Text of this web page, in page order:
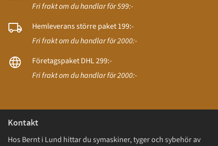
Fri frakt om du handlar för 599:-
Hemleverans större paket 199:-
Fri frakt om du handlar för 2000:-
Företagspaket DHL 299:-
Fri frakt om du handlar för 2000:-
Kontakt
Hos Bernt i Lund hittar du symaskiner, tyger och sybehör av